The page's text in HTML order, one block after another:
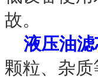
故。
液压油
颗粒、杂